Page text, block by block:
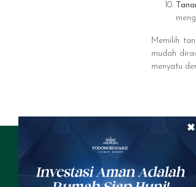
Memilih
mudah
menyatu
×
FOLLOW US ON SOCIAL MEDIA